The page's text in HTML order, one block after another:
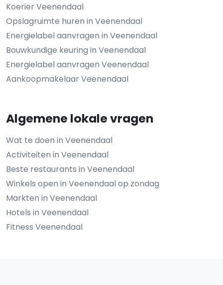
Koerier Veenendaal
Opslagruimte huren in Veenendaal
Energielabel aanvragen in Veenendaal
Bouwkundige keuring in Veenendaal
Energielabel aanvragen Veenendaal
Aankoopmakelaar Veenendaal
Algemene lokale vragen
Wat te doen in Veenendaal
Activiteiten in Veenendaal
Beste restaurants in Veenendaal
Winkels open in Veenendaal op zondag
Markten in Veenendaal
Hotels in Veenendaal
Fitness Veenendaal